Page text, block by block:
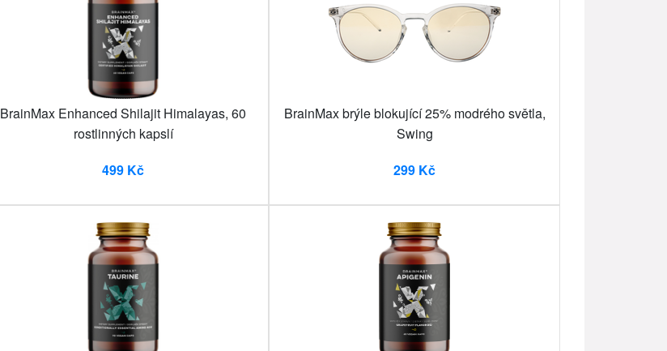
BrainMax Enhanced Shilajit Himalayas, 60
rostlinných kapslí
499 Kč
BrainMax brýle blokující 25% modrého světla,
Swing
299 Kč